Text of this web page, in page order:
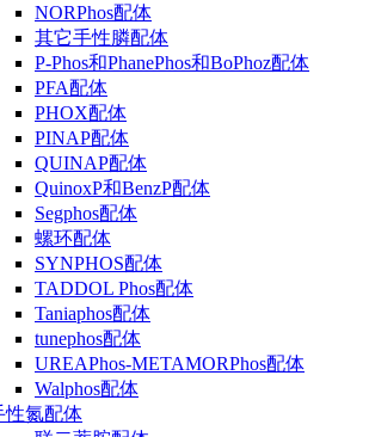
NORPhos配体
其它手性膦配体
P-Phos和PhanePhos和BoPhoz配体
PFA配体
PHOX配体
PINAP配体
QUINAP配体
QuinoxP和BenzP配体
Segphos配体
螺环配体
SYNPHOS配体
TADDOL Phos配体
Taniaphos配体
tunephos配体
UREAPhos-METAMORPhos配体
Walphos配体
性氮配体